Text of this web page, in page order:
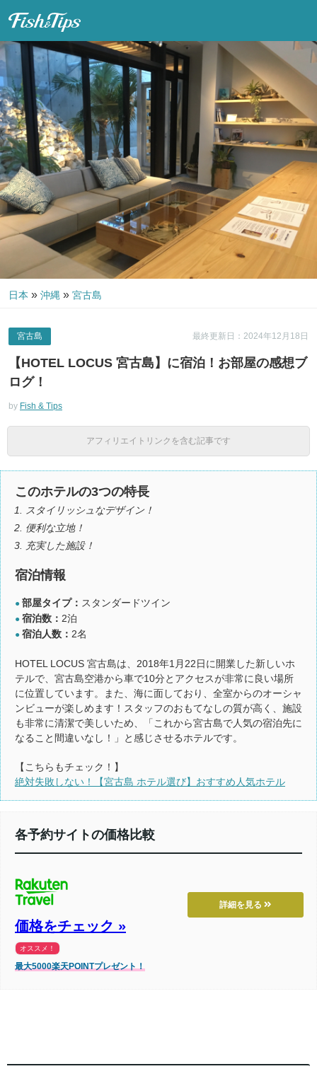
日本 » 沖縄 » 宮古島
最終更新日：2024年12月18日
宮古島
【HOTEL LOCUS 宮古島】に宿泊！お部屋の感想ブ
ログ！
by Fish & Tips
アフィリエイトリンクを含む記事です
このホテルの3つの特長
スタイリッシュなデザイン！
便利な立地！
充実した施設！
宿泊情報
● 部屋タイプ： スタンダードツイン
● 宿泊数： 2泊
● 宿泊人数： 2名
HOTEL LOCUS 宮古島は、2018年1月22日に開業した新しいホ
テルで、宮古島空港から車で10分とアクセスが非常に良い場所
に位置しています。また、海に面しており、全室からのオーシャ
ンビューが楽しめます！スタッフのおもてなしの質が高く、施設
も非常に清潔で美しいため、「これから宮古島で人気の宿泊先に
なること間違いなし！」と感じさせるホテルです。
【こちらもチェック！】
絶対失敗しない！【宮古島 ホテル選び】おすすめ人気ホテル
各予約サイトの価格比較
詳細を見る
価格をチェック »
オススメ！
最大5000楽天POINTプレゼント！